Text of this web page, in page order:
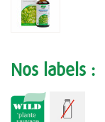
Nos labels :